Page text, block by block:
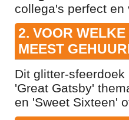
collega's perfect
2. VOOR
MEEST
Dit glitter-
'Great Gatsby'
en 'Sweet Sixteen'